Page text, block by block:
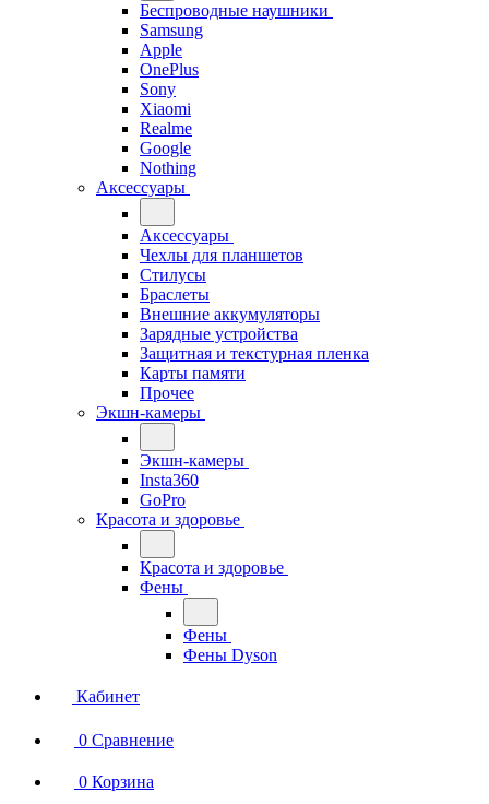
Беспроводные наушники
Samsung
Apple
OnePlus
Sony
Xiaomi
Realme
Google
Nothing
Аксессуары
Аксессуары
Чехлы для планшетов
Стилусы
Браслеты
Внешние аккумуляторы
Зарядные устройства
Защитная и текстурная пленка
Карты памяти
Прочее
Экшн-камеры
Экшн-камеры
Insta360
GoPro
Красота и здоровье
Красота и здоровье
Фены
Фены
Фены Dyson
Кабинет
0 Сравнение
0 Корзина